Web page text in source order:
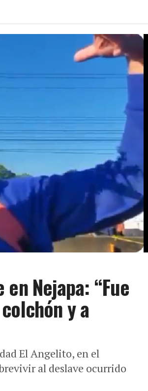
Nejapa: “Fue
y a
El Angelito, en el
al deslave ocurrido